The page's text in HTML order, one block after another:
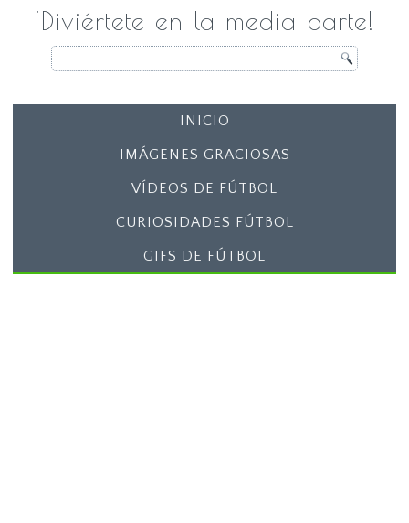
¡Diviértete en la media parte!
INICIO
IMÁGENES GRACIOSAS
VÍDEOS DE FÚTBOL
CURIOSIDADES FÚTBOL
GIFS DE FÚTBOL